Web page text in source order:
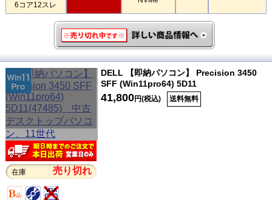
6コア12スレ
在庫 売り切れ
DELL 【即納パソコン】 Precision 3450
SFF (Win11pro64) 5D11
41,800円(税込) 送料無料